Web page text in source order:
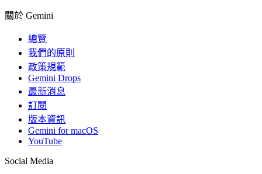
關於 Gemini
總覽
我們的原則
政策規範
Gemini Drops
最新消息
訂閱
版本資訊
Gemini for macOS
YouTube
Social Media